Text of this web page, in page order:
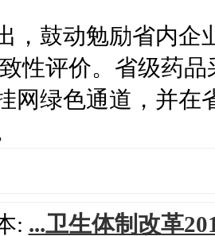
，鼓动勉励省内
性评价。省级药
网绿色通道，并在
: ...卫生体制改革